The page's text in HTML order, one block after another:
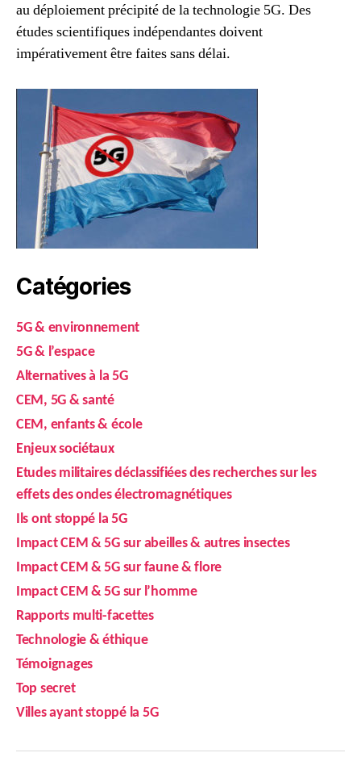
au déploiement précipité de la technologie 5G. Des
études scientifiques indépendantes doivent
impérativement être faites sans délai.
Catégories
5G & environnement
5G & l’espace
Alternatives à la 5G
CEM, 5G & santé
CEM, enfants & école
Enjeux sociétaux
Etudes militaires déclassifiées des recherches sur les
effets des ondes électromagnétiques
Ils ont stoppé la 5G
Impact CEM & 5G sur abeilles & autres insectes
Impact CEM & 5G sur faune & flore
Impact CEM & 5G sur l’homme
Rapports multi-facettes
Technologie & éthique
Témoignages
Top secret
Villes ayant stoppé la 5G